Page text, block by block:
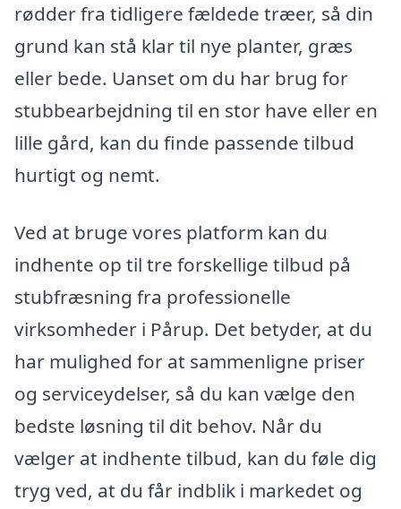
rødder fra tidligere fældede træer, så din
grund kan stå klar til nye planter, græs
eller bede. Uanset om du har brug for
stubbearbejdning til en stor have eller en
lille gård, kan du finde passende tilbud
hurtigt og nemt.
Ved at bruge vores platform kan du
indhente op til tre forskellige tilbud på
stubfræsning fra professionelle
virksomheder i Pårup. Det betyder, at du
har mulighed for at sammenligne priser
og serviceydelser, så du kan vælge den
bedste løsning til dit behov. Når du
vælger at indhente tilbud, kan du føle dig
tryg ved, at du får indblik i markedet og